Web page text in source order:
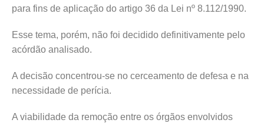
para fins de aplicação do artigo 36 da Lei nº 8.112/1990.
Esse tema, porém, não foi decidido definitivamente pelo
acórdão analisado.
A decisão concentrou-se no cerceamento de defesa e na
necessidade de perícia.
A viabilidade da remoção entre os órgãos envolvidos